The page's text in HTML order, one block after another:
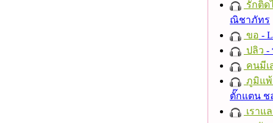
รักติด
ณิชาภัทร
ขอ -
ปลิว -
คนมีเ
ภูมิแพ้
ตั๊กแตน ช
เราแ